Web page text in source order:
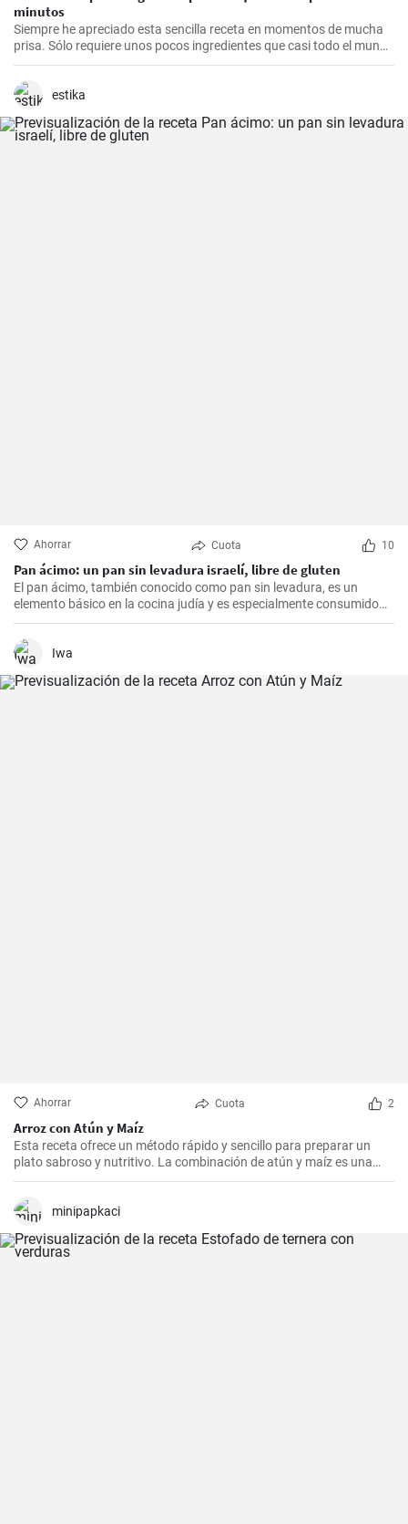
minutos
Siempre he apreciado esta sencilla receta en momentos de mucha
prisa. Sólo requiere unos pocos ingredientes que casi todo el mundo
tiene en casa, y en apenas 30 minutos puedes estar disfrutando de
unas deliciosas galletas caseras. Con su textura crujiente y su
sabor dulce, siempre eran un éxito para las visitas improvisadas y
estika
Ahorrar Cuota 10
Pan ácimo: un pan sin levadura israelí, libre de gluten
El pan ácimo, también conocido como pan sin levadura, es un
elemento básico en la cocina judía y es especialmente consumido
durante Pesaj. En esta receta, te mostraré cómo hacer tu propio
pan ácimo casero de manera sencilla y deliciosa.
Iwa
Ahorrar Cuota 2
Arroz con Atún y Maíz
Esta receta ofrece un método rápido y sencillo para preparar un
plato sabroso y nutritivo. La combinación de atún y maíz es una
excelente manera de agregar algo de proteína y color a nuestra
minipapkaci